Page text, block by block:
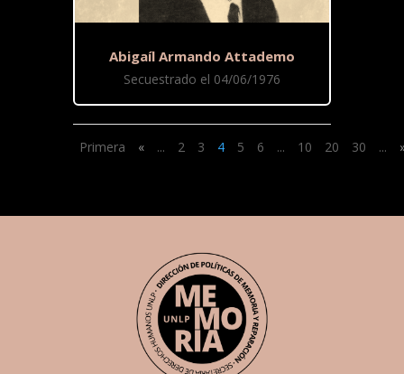
Abigaíl Armando Attademo
Secuestrado el 04/06/1976
Primera « ... 2 3 4 5 6 ... 10 20 30 ...